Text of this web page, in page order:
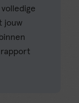
jouw